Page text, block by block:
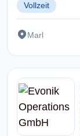
Vollzeit
Marl